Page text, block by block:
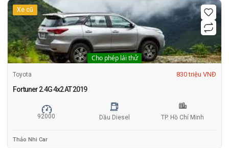
Xe cũ
Cho phép lái thử
Toyota 830 triệu VNĐ
Fortuner 2.4G 4x2 AT 2019
92000 Dầu Diesel TP. Hồ Chí Minh
Thảo Nhi Car